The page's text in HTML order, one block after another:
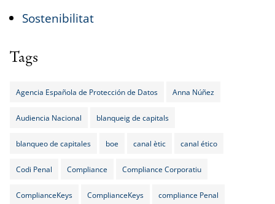
Sostenibilitat
Tags
Agencia Española de Protección de Datos Anna Núñez
Audiencia Nacional blanqueig de capitals
blanqueo de capitales boe canal ètic canal ético
Codi Penal Compliance Compliance Corporatiu
ComplianceKeys ComplianceKeys compliance Penal